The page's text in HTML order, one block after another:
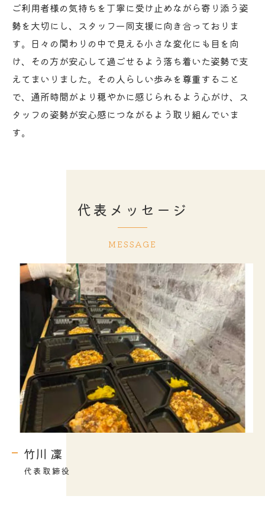
ご利用者様の気持ちを丁寧に受け止めながら寄り添う姿
勢を大切にし、スタッフ一同支援に向き合っておりま
す。日々の関わりの中で見える小さな変化にも目を向
け、その方が安心して過ごせるよう落ち着いた姿勢で支
えてまいりました。その人らしい歩みを尊重すること
で、通所時間がより穏やかに感じられるよう心がけ、ス
タッフの姿勢が安心感につながるよう取り組んでいま
す。
代表メッセージ
MESSAGE
竹川 凜
代表取締役